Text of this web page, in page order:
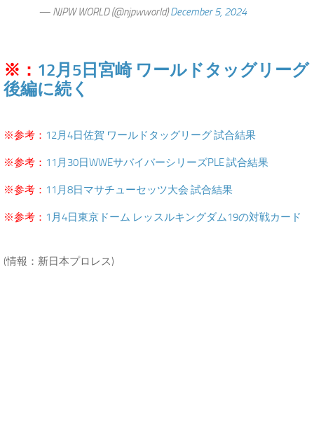
— NJPW WORLD (@njpwworld)December 5, 2024
※： 12月5日宮崎 ワールドタッグリーグ
後編に続く
※参考： 12月4日佐賀 ワールドタッグリーグ 試合結果
※参考： 11月30日WWEサバイバーシリーズPLE 試合結果
※参考： 11月8日マサチューセッツ大会 試合結果
※参考： 1月4日東京ドーム レッスルキングダム19の対戦カード
(情報：新日本プロレス)